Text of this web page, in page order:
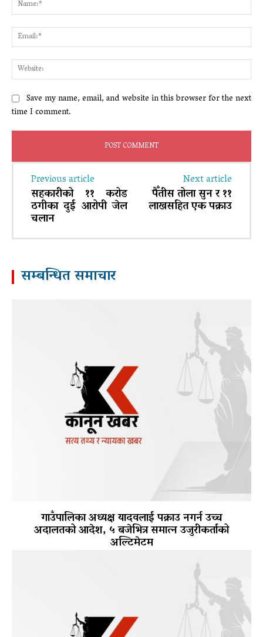
Save my name, email, and website in this browser for the next
time I comment.
Previous article
सहकारीको ११ करोड
ठगीका दुई आरोपी जेल
चलान
Next article
पैँतीस तोला सुन र ११
लाखसहित एक पक्राउ
सम्बन्धित समाचार
गाउँपालिका अध्यक्ष यादवलाई पक्राउ नगर्न उच्च
अदालतको आदेश, ५ बजेभित्र समात्न उजुरीकर्ताको
अल्टिमेटम